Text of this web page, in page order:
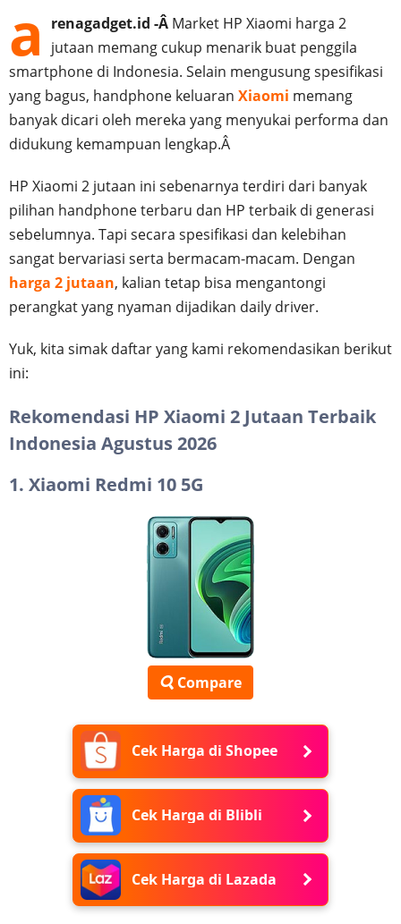
a renagadget.id -Â Market HP Xiaomi harga 2
jutaan memang cukup menarik buat penggila
smartphone di Indonesia. Selain mengusung spesifikasi
yang bagus, handphone keluaran Xiaomi memang
banyak dicari oleh mereka yang menyukai performa dan
didukung kemampuan lengkap.Â
HP Xiaomi 2 jutaan ini sebenarnya terdiri dari banyak
pilihan handphone terbaru dan HP terbaik di generasi
sebelumnya. Tapi secara spesifikasi dan kelebihan
sangat bervariasi serta bermacam-macam. Dengan
harga 2 jutaan, kalian tetap bisa mengantongi
perangkat yang nyaman dijadikan daily driver.
Yuk, kita simak daftar yang kami rekomendasikan berikut
ini:
Rekomendasi HP Xiaomi 2 Jutaan Terbaik
Indonesia Agustus 2026
1. Xiaomi Redmi 10 5G
Compare
Cek Harga di Shopee
Cek Harga di Blibli
Cek Harga di Lazada